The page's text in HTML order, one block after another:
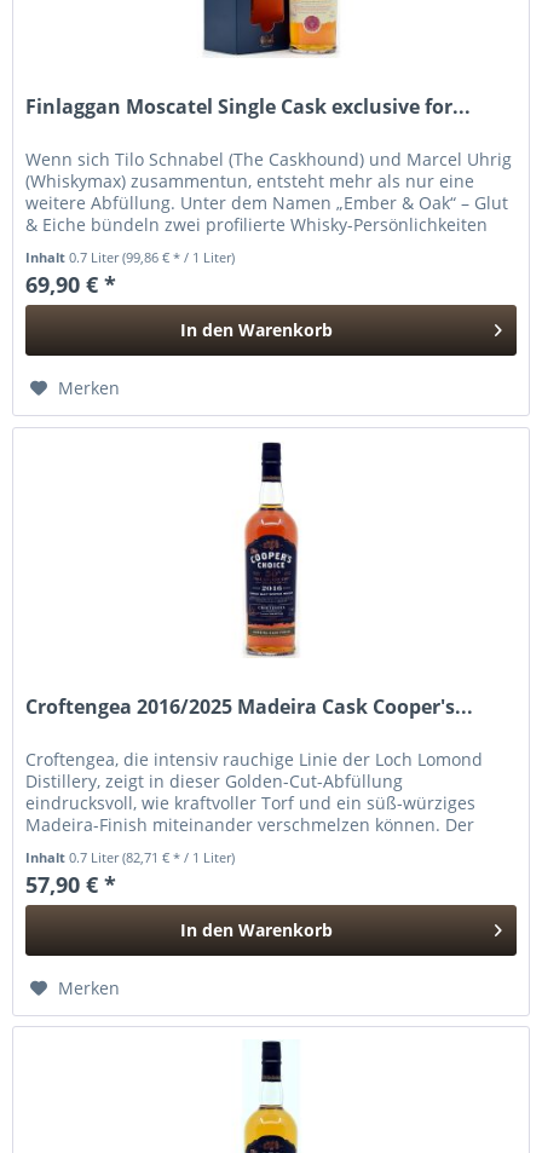
Finlaggan Moscatel Single Cask exclusive for...
Wenn sich Tilo Schnabel (The Caskhound) und Marcel Uhrig
(Whiskymax) zusammentun, entsteht mehr als nur eine
weitere Abfüllung. Unter dem Namen „Ember & Oak“ – Glut
& Eiche bündeln zwei profilierte Whisky-Persönlichkeiten
Inhalt0.7 Liter(99,86 € * / 1 Liter)
69,90 € *
In den Warenkorb
Merken
Croftengea 2016/2025 Madeira Cask Cooper's...
Croftengea, die intensiv rauchige Linie der Loch Lomond
Distillery, zeigt in dieser Golden-Cut-Abfüllung
eindrucksvoll, wie kraftvoller Torf und ein süß-würziges
Madeira-Finish miteinander verschmelzen können. Der
Inhalt0.7 Liter(82,71 € * / 1 Liter)
57,90 € *
In den Warenkorb
Merken